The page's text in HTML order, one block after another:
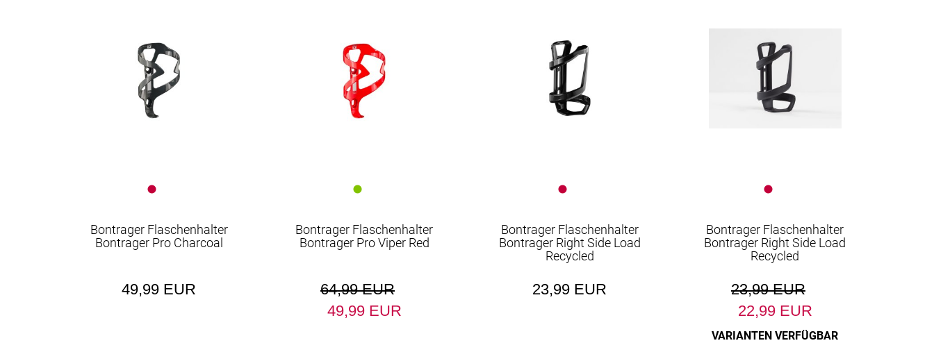
Dämpfer & -
komponenten
Flaschenhalter
Gepäckträger
Griffe
Bontrager Flaschenhalter
Bontrager Pro Charcoal
49,99 EUR
Bontrager Flaschenhalter
Bontrager Pro Viper Red
64,99 EUR
49,99 EUR
Bontrager Flaschenhalter
Bontrager Right Side Load
Recycled
23,99 EUR
Bontrager Flaschenhalter
Bontrager Right Side Load
Recycled
23,99 EUR
22,99 EUR
VARIANTEN VERFÜGBAR